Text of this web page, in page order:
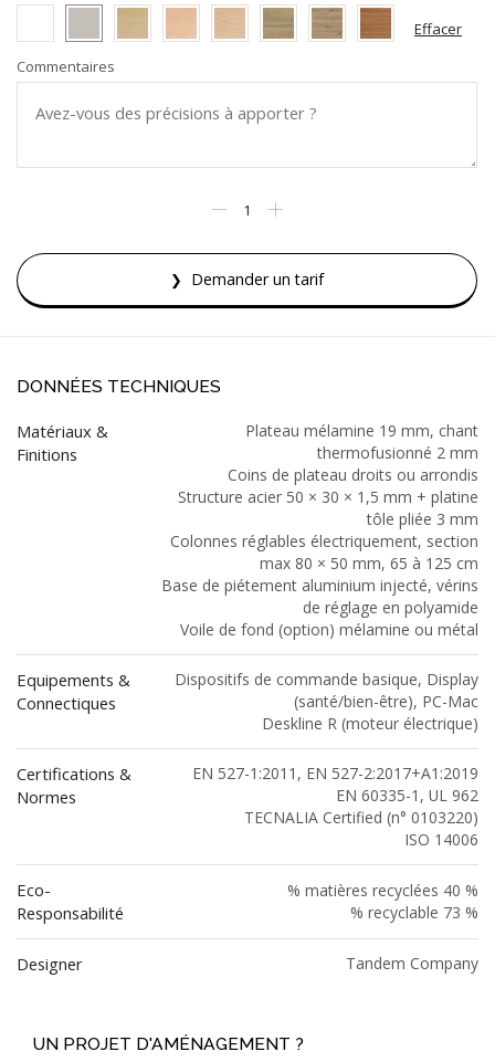
Effacer
Commentaires
Demander un tarif
DONNÉES TECHNIQUES
Matériaux &
Finitions
Plateau mélamine 19 mm, chant
thermofusionné 2 mm
Coins de plateau droits ou arrondis
Structure acier 50 × 30 × 1,5 mm + platine
tôle pliée 3 mm
Colonnes réglables électriquement, section
max 80 × 50 mm, 65 à 125 cm
Base de piétement aluminium injecté, vérins
de réglage en polyamide
Voile de fond (option) mélamine ou métal
Equipements &
Connectiques
Dispositifs de commande basique, Display
(santé/bien-être), PC-Mac
Deskline R (moteur électrique)
Certifications &
Normes
EN 527-1:2011, EN 527-2:2017+A1:2019
EN 60335-1, UL 962
TECNALIA Certified (n° 0103220)
ISO 14006
Eco-
Responsabilité
% matières recyclées 40 %
% recyclable 73 %
Designer Tandem Company
UN PROJET D'AMÉNAGEMENT ?